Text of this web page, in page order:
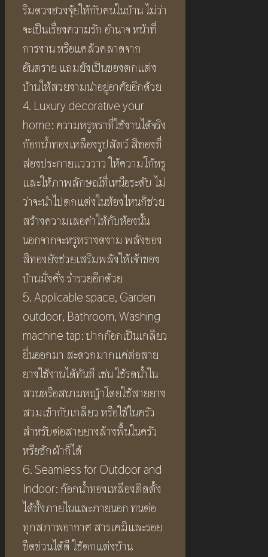
ริมดวงฮวงจุ้ยให้กับคนในบ้าน ไม่ว่า
จะเป็นเรื่องความรัก อำนาจ หน้าที่
การงาน หรือแคล้วคลาดจาก
อันตราย แถมยังเป็นของตกแต่ง
บ้านให้สวยงามน่าอยู่อาศัยอีกด้วย
4. Luxury decorative your
home: ความหรูหราที่ใช้งานได้จริง
ก๊อกน้ำทองเหลืองรูปสัตว์ สีทองที่
ส่องประกายแวววาว ให้ความโก้หรู
และให้ภาพลักษณ์ที่เหนือระดับ ไม่
ว่าจะนำไปตกแต่งในห้องไหนก็ช่วย
สร้างความเลอค่าให้กับห้องนั้น
นอกจากจะหรูหรางดงาม พลังของ
สีทองยังช่วยเสริมพลังให้เจ้าของ
บ้านมั่งคั่ง ร่ำรวยอีกด้วย
5. Applicable space, Garden
outdoor, Bathroom, Washing
machine tap: ปากก๊อกเป็นเกลียว
ยื่นออกมา สะดวกมากแค่ต่อสาย
ยางใช้งานได้ทันที เช่น ใช้รดน้ำใน
สวนหรือสนามหญ้าโดยใช้สายยาง
สวมเข้ากับเกลียว หรือใช้ในครัว
สำหรับต่อสายยางล้างพื้นในครัว
หรือซักผ้าก็ได้
6. Seamless for Outdoor and
Indoor: ก๊อกน้ำทองเหลืองติดตั้ง
ได้ทั้งภายในและภายนอก ทนต่อ
ทุกสภาพอากาศ สารเคมีและรอย
ขีดข่วนได้ดี ใช้ตกแต่งบ้าน